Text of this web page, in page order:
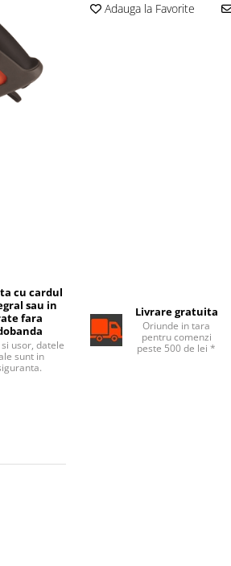
Adauga la Favorite
cu cardul
sau in
fara
si usor, datele
sunt in
Livrare gratuita
Oriunde in tara
pentru comenzi
peste 500 de lei *